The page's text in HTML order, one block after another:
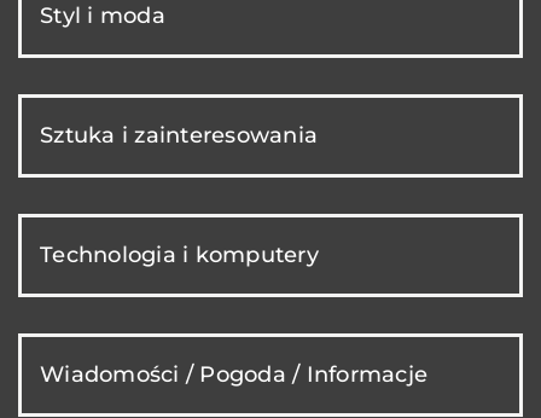
Styl i moda
Sztuka i zainteresowania
Technologia i komputery
Wiadomości / Pogoda / Informacje